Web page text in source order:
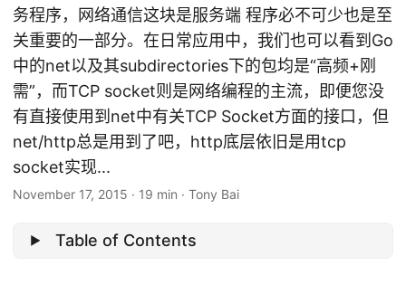
务程序，网络通信这块是服务端 程序必不可少也是至
关重要的一部分。在日常应用中，我们也可以看到Go
中的net以及其subdirectories下的包均是“高频+刚
需”，而TCP socket则是网络编程的主流，即便您没
有直接使用到net中有关TCP Socket方面的接口，但
net/http总是用到了吧，http底层依旧是用tcp
socket实现...
November 17, 2015 · 19 min · Tony Bai
Table of Contents